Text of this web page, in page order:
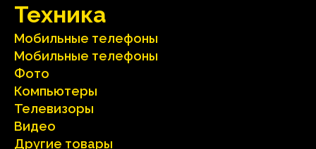
Техника
Мобильные телефоны
Мобильные телефоны
Фото
Компьютеры
Телевизоры
Видео
Другие товары